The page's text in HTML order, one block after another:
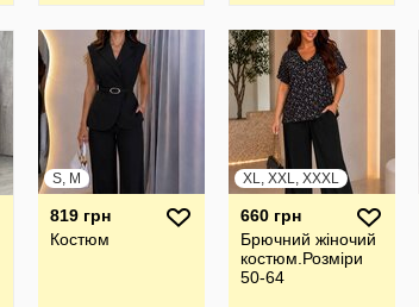
S, M
819 грн
Костюм
XL, XXL, XXXL
660 грн
Брючний жiночий
костюм.Розмiри
50-64